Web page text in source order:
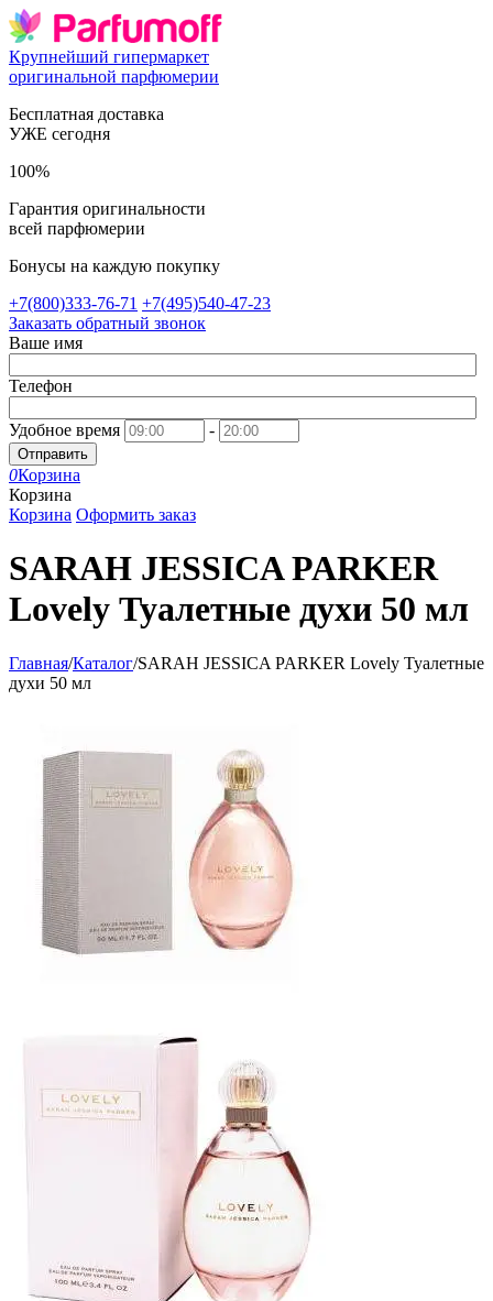
Крупнейший гипермаркет
оригинальной парфюмерии
Бесплатная доставка
УЖЕ сегодня
100%
Гарантия оригинальности
всей парфюмерии
Бонусы на каждую покупку
+7(800)333-76-71 +7(495)540-47-23
Заказать обратный звонок
Ваше имя
Телефон
Удобное время -
Отправить
0Корзина
Корзина
Корзина Оформить заказ
SARAH JESSICA PARKER
Lovely Туалетные духи 50 мл
Главная/Каталог/SARAH JESSICA PARKER Lovely Туалетные
духи 50 мл